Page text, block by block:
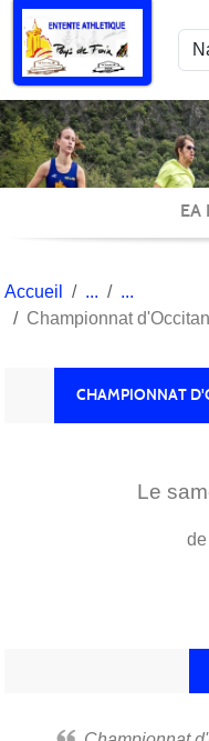
EA
Accueil
Championnat
CHAMPIONNAT
Le
Panneau de gestion des